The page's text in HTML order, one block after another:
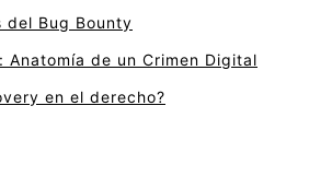
del Bug Bounty
Anatomía de un Crimen Digital
en el derecho?